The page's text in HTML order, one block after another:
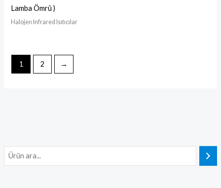
Lamba Ömrü )
Halojen Infrared Isıtıcılar
1 2 →